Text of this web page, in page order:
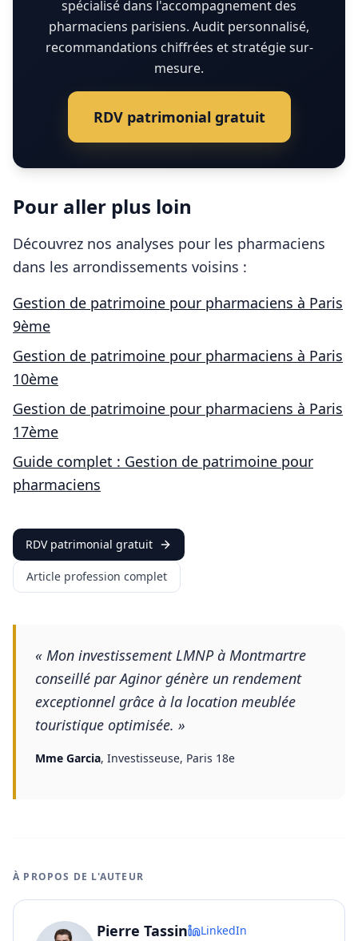
spécialisé dans l'accompagnement des
pharmaciens parisiens. Audit personnalisé,
recommandations chiffrées et stratégie sur-
mesure.
RDV patrimonial gratuit
Pour aller plus loin
Découvrez nos analyses pour les pharmaciens
dans les arrondissements voisins :
Gestion de patrimoine pour pharmaciens à Paris
9ème
Gestion de patrimoine pour pharmaciens à Paris
10ème
Gestion de patrimoine pour pharmaciens à Paris
17ème
Guide complet : Gestion de patrimoine pour
pharmaciens
RDV patrimonial gratuit
Article profession complet
« Mon investissement LMNP à Montmartre
conseillé par Aginor génère un rendement
exceptionnel grâce à la location meublée
touristique optimisée. »
Mme Garcia, Investisseuse, Paris 18e
À PROPOS DE L'AUTEUR
Pierre Tassin
LinkedIn